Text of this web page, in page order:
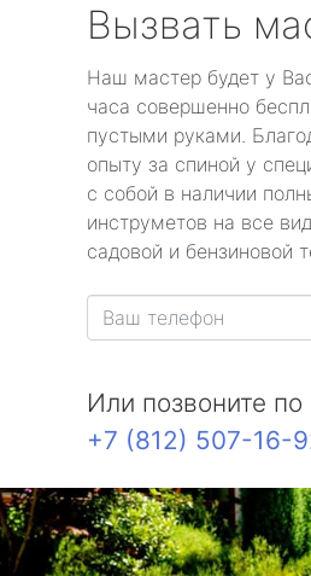
Вызвать
Наш мастер будет у
часа совершенно
пустыми руками.
опыту за спиной у
с собой в наличии
инструметов на все
садовой и бензиновой
Или позвоните
+7 (812) 507-16-